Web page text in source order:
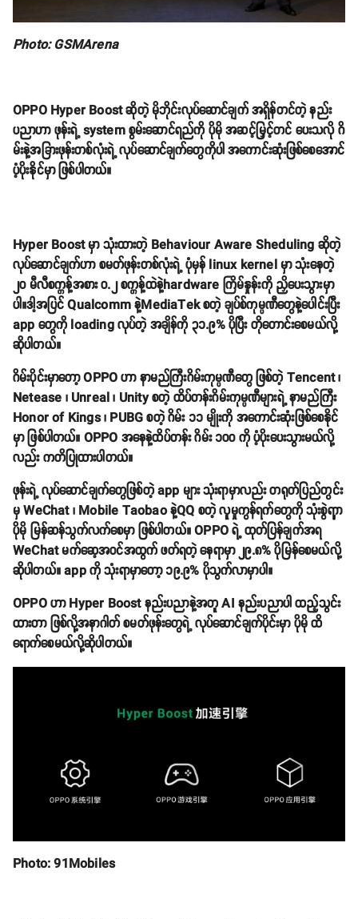
Photo: GSMArena
OPPO Hyper Boost ဆိုတဲ့ မိုဘိုင်းလုပ်ဆောင်ချက် အရှိန်တင်တဲ့ နည်း
ပညာဟာ ဖုန်းရဲ့ system စွမ်းဆောင်ရည်ကို ပိုမို အဆင့်မြှင့်တင် ပေးသလို ဂိ
မ်းနဲ့အခြားဖုန်းတစ်လုံးရဲ့ လုပ်ဆောင်ချက်တွေကိုပါ အကောင်းဆုံးဖြစ်စေအောင်
ပံ့ပိုးနိုင်မှာ ဖြစ်ပါတယ်။
Hyper Boost မှာ သုံးထားတဲ့ Behaviour Aware Sheduling ဆိုတဲ့
လုပ်ဆောင်ချက်ဟာ စမတ်ဖုန်းတစ်လုံးရဲ့ ပုံမှန် linux kernel မှာ သုံးနေတဲ့
၂၀ မီလီစက္ကန့်အစား ဝ.၂ စက္ကန့်ထဲနဲ့hardware ကြိမ်နှုန်းကို ညှိပေးသွားမှာ
ပါ။ဒါ့အပြင် Qualcomm နဲ့MediaTek စတဲ့ ချပ်စ်ကုမ္ပဏီတွေနဲ့ပေါင်းပြီး
app တွေကို loading လုပ်တဲ့ အချိန်ကို ၃၁.၉% ပိုပြီး တိုတောင်းစေမယ်လို့
ဆိုပါတယ်။
ဂိမ်းပိုင်းမှာတော့ OPPO ဟာ နာမည်ကြီးဂိမ်းကုမ္ပဏီတွေ ဖြစ်တဲ့ Tencent ၊
Netease ၊ Unreal ၊ Unity စတဲ့ ထိပ်တန်းဂိမ်းကုမ္ပဏီများရဲ့ နာမည်ကြီး
Honor of Kings ၊ PUBG စတဲ့ ဂိမ်း ၁၁ မျိုးကို အကောင်းဆုံးဖြစ်စေနိုင်
မှာ ဖြစ်ပါတယ်။ OPPO အနေနဲ့ထိပ်တန်း ဂိမ်း ၁၀၀ ကို ပံ့ပိုးပေးသွားမယ်လို့
လည်း ကတိပြုထားပါတယ်။
ဖုန်းရဲ့ လုပ်ဆောင်ချက်တွေဖြစ်တဲ့ app များ သုံးရာမှာလည်း တရုတ်ပြည်တွင်း
မှ WeChat ၊ Mobile Taobao နဲ့QQ စတဲ့ လူမှုကွန်ရက်တွေကို သုံးစွဲရာှာ
ပိုမို မြန်ဆန်သွက်လက်စေမှာ ဖြစ်ပါတယ်။ OPPO ရဲ့ ထုတ်ပြန်ချက်အရ
WeChat မက်ဆေ့အဝင်အထွက် ဖတ်ရတဲ့ နေရာမှာ ၂၉.၈% ပိုမြန်စေမယ်လို့
ဆိုပါတယ်။ app ကို သုံးရာမှာတော့ ၁၉.၉% ပိုသွက်လာမှာပါ။
OPPO ဟာ Hyper Boost နည်းပညာနဲ့အတူ AI နည်းပညာပါ ထည့်သွင်း
ထားတာ ဖြစ်လို့အနာဂါတ် စမတ်ဖုန်းတွေရဲ့ လုပ်ဆောင်ချက်ပိုင်းမှာ ပိုမို ထိ
ရောက်စေမယ်လို့ဆိုပါတယ်။
Photo: 91Mobiles